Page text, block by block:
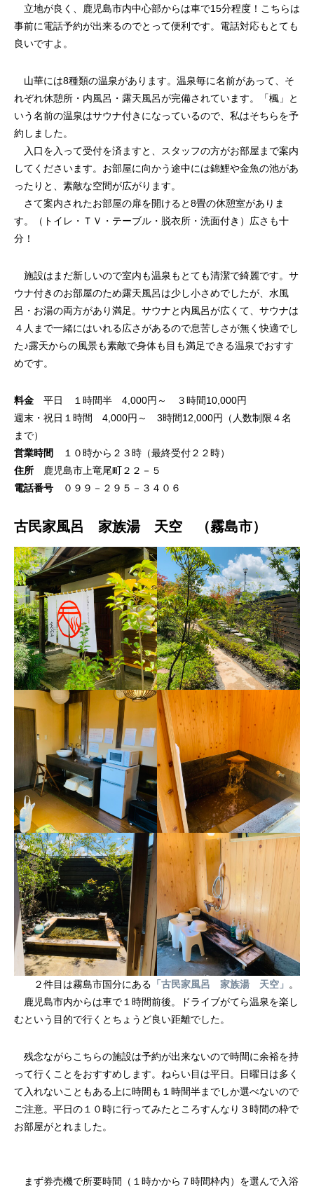
立地が良く、鹿児島市内中心部からは車で15分程度！こちらは
事前に電話予約が出来るのでとって便利です。電話対応もとても
良いですよ。
山華には8種類の温泉があります。温泉毎に名前があって、そ
れぞれ休憩所・内風呂・露天風呂が完備されています。「楓」と
いう名前の温泉はサウナ付きになっているので、私はそちらを予
約しました。
入口を入って受付を済ますと、スタッフの方がお部屋まで案内
してくださいます。お部屋に向かう途中には錦鯉や金魚の池があ
ったりと、素敵な空間が広がります。
さて案内されたお部屋の扉を開けると8畳の休憩室がありま
す。（トイレ・ＴＶ・テーブル・脱衣所・洗面付き）広さも十
分！
施設はまだ新しいので室内も温泉もとても清潔で綺麗です。サ
ウナ付きのお部屋のため露天風呂は少し小さめでしたが、水風
呂・お湯の両方があり満足。サウナと内風呂が広くて、サウナは
４人まで一緒にはいれる広さがあるので息苦しさが無く快適でし
た♪露天からの風景も素敵で身体も目も満足できる温泉でおすす
めです。
料金 平日 １時間半 4,000円～ ３時間10,000円
週末・祝日１時間 4,000円～ 3時間12,000円（人数制限４名
まで）
営業時間
１０時から２３時（最終受付２２時）
住所 鹿児島市上竜尾町２２－５
電話番号 ０９９－２９５－３４０６
古民家風呂 家族湯 天空 （霧島市）
２件目は霧島市国分にある 「古民家風呂 家族湯 天空」 。
鹿児島市内からは車で１時間前後。ドライブがてら温泉を楽し
むという目的で行くとちょうど良い距離でした。
残念ながらこちらの施設は予約が出来ないので時間に余裕を持
って行くことをおすすめします。ねらい目は平日。日曜日は多く
て入れないこともある上に時間も１時間半までしか選べないので
ご注意。平日の１０時に行ってみたところすんなり３時間の枠で
お部屋がとれました。
まず券売機で所要時間（１時かから７時間枠内）を選んで入浴